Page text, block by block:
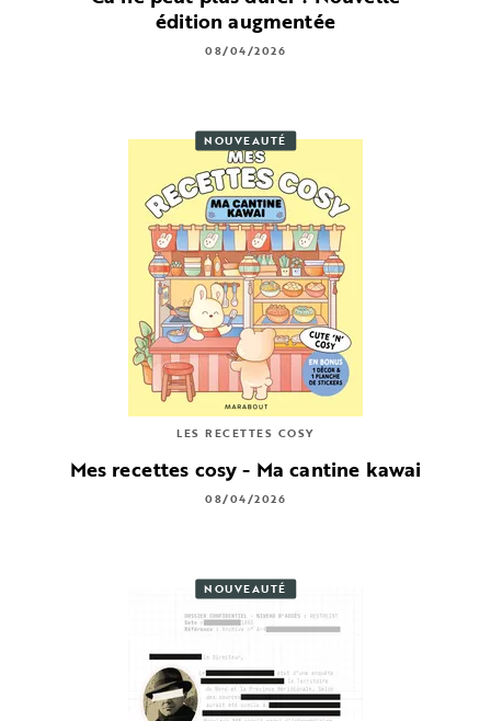
édition augmentée
08/04/2026
NOUVEAUTÉ
LES RECETTES COSY
Mes recettes cosy - Ma cantine kawai
08/04/2026
NOUVEAUTÉ